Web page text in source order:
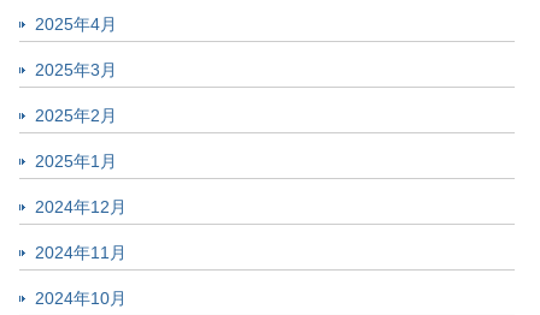
2025年4月
2025年3月
2025年2月
2025年1月
2024年12月
2024年11月
2024年10月